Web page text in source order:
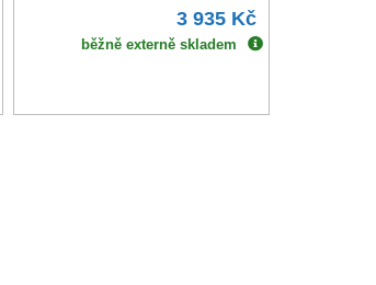
3 935 Kč
běžně externě skladem